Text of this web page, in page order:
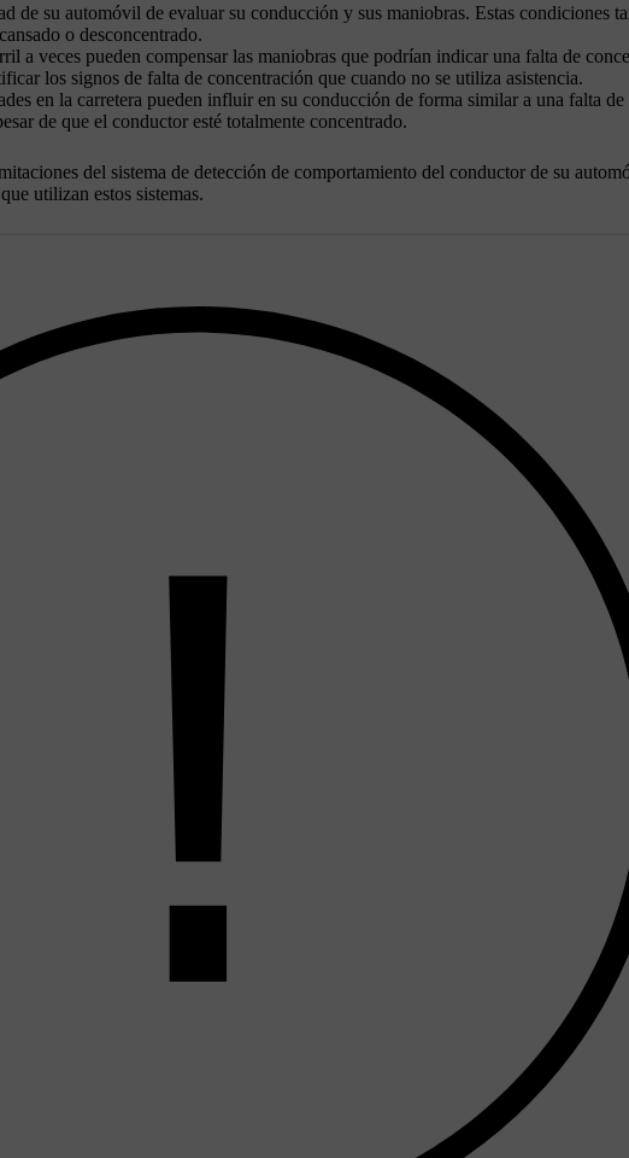
de su automóvil de evaluar su conducción y sus maniobras. Estas condiciones
o desconcentrado.
a veces pueden compensar las maniobras que podrían indicar una falta de
los signos de falta de concentración que cuando no se utiliza asistencia.
en la carretera pueden influir en su conducción de forma similar a una falta
de que el conductor esté totalmente concentrado.
del sistema de detección de comportamiento del conductor de su
utilizan estos sistemas.